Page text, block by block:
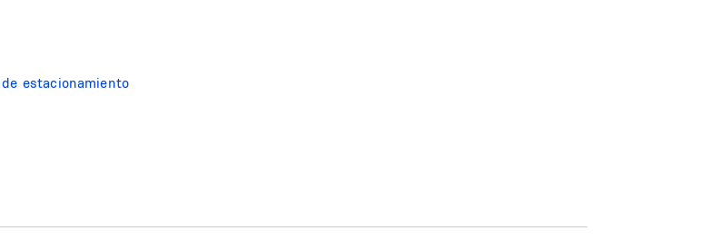
estacionamiento